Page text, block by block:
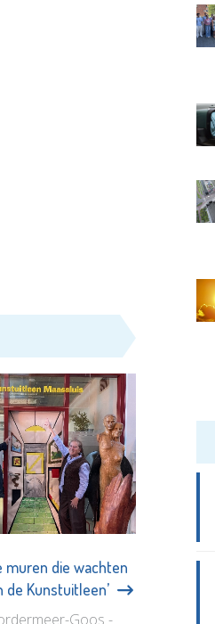
muren die wachten
de Kunstuitleen’
Goos -